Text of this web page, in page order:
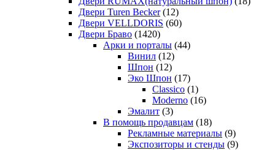
Двери Turen Becker (12)
Двери VELLDORIS (60)
Двери Браво (1420)
Арки и порталы (44)
Винил (12)
Шпон (12)
Эко Шпон (17)
Classico (1)
Moderno (16)
Эмалит (3)
В помощь продавцам (18)
Рекламные материалы (9)
Экспозиторы и стенды (9)